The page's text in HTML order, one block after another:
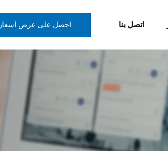
اتصل بنا احصل على عرض أسعار